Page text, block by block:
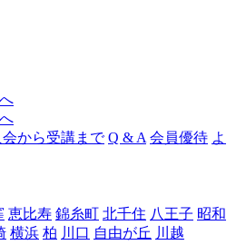
会から受講まで Q & A 会員優待 よ
恵比寿 錦糸町 北千住 八王子 昭和
横浜 柏 川口 自由が丘 川越